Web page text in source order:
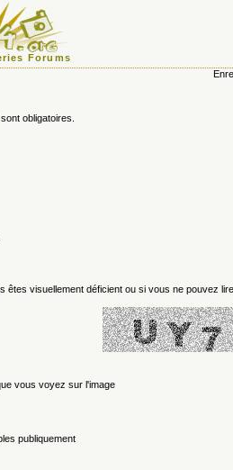
Forums
obligatoires.
êtes visuellement déficient ou si vous ne pouvez
vous voyez sur l'image
publiquement